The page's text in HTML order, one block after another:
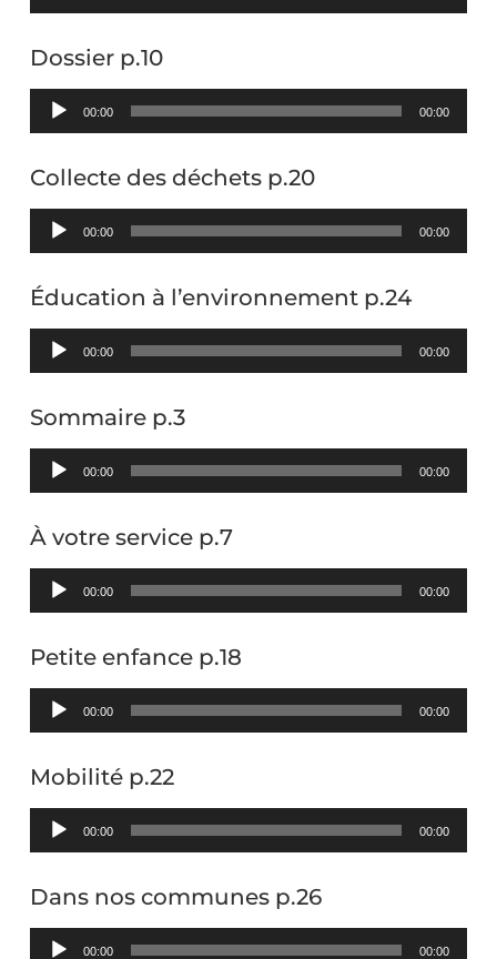
Dossier p.10
Lecteur
00:00 00:00
Collecte des déchets p.20
Lecteur
00:00 00:00
Éducation à l’environnement p.24
Lecteur
00:00 00:00
Sommaire p.3
Lecteur
00:00 00:00
À votre service p.7
Lecteur
00:00 00:00
Petite enfance p.18
Lecteur
00:00 00:00
Mobilité p.22
Lecteur
00:00 00:00
Dans nos communes p.26
Lecteur
00:00 00:00